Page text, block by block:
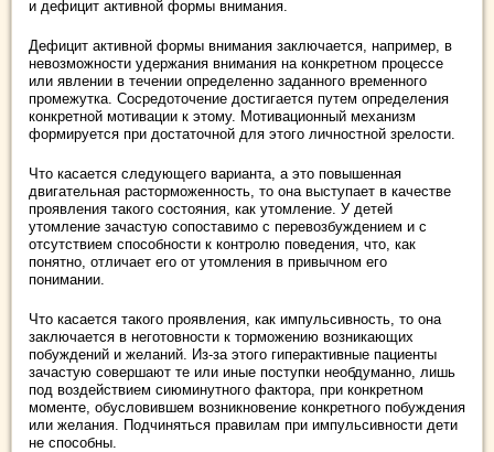
и дефицит активной формы внимания.
Дефицит активной формы внимания заключается, например, в
невозможности удержания внимания на конкретном процессе
или явлении в течении определенно заданного временного
промежутка. Сосредоточение достигается путем определения
конкретной мотивации к этому. Мотивационный механизм
формируется при достаточной для этого личностной зрелости.
Что касается следующего варианта, а это повышенная
двигательная расторможенность, то она выступает в качестве
проявления такого состояния, как утомление. У детей
утомление зачастую сопоставимо с перевозбуждением и с
отсутствием способности к контролю поведения, что, как
понятно, отличает его от утомления в привычном его
понимании.
Что касается такого проявления, как импульсивность, то она
заключается в неготовности к торможению возникающих
побуждений и желаний. Из-за этого гиперактивные пациенты
зачастую совершают те или иные поступки необдуманно, лишь
под воздействием сиюминутного фактора, при конкретном
моменте, обусловившем возникновение конкретного побуждения
или желания. Подчиняться правилам при импульсивности дети
не способны.